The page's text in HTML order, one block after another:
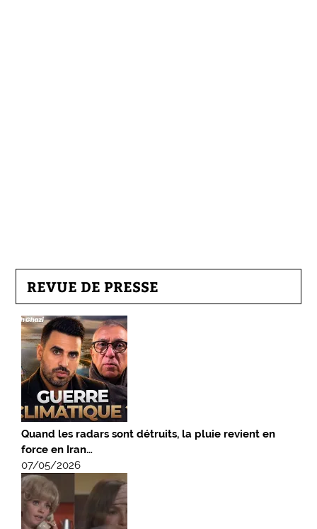
REVUE DE PRESSE
Quand les radars sont détruits, la pluie revient en
force en Iran…
07/05/2026